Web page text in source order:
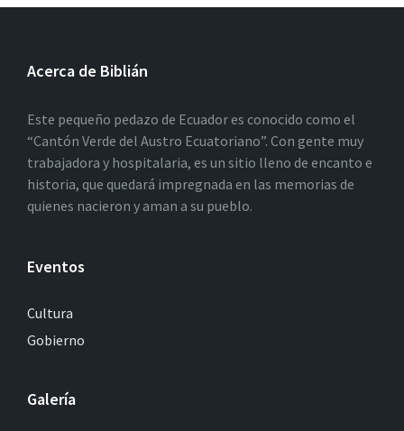
Acerca de Biblián
Este pequeño pedazo de Ecuador es conocido como el
“Cantón Verde del Austro Ecuatoriano”. Con gente muy
trabajadora y hospitalaria, es un sitio lleno de encanto e
historia, que quedará impregnada en las memorias de
quienes nacieron y aman a su pueblo.
Eventos
Cultura
Gobierno
Galería